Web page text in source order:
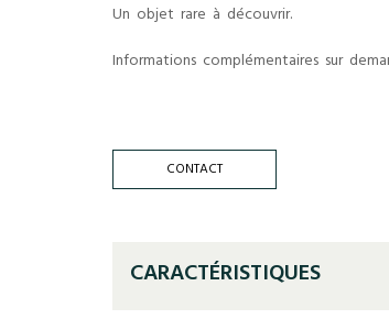
Un objet rare à découvrir.
Informations complémentaires sur
CONTACT
CARACTÉRISTIQUES